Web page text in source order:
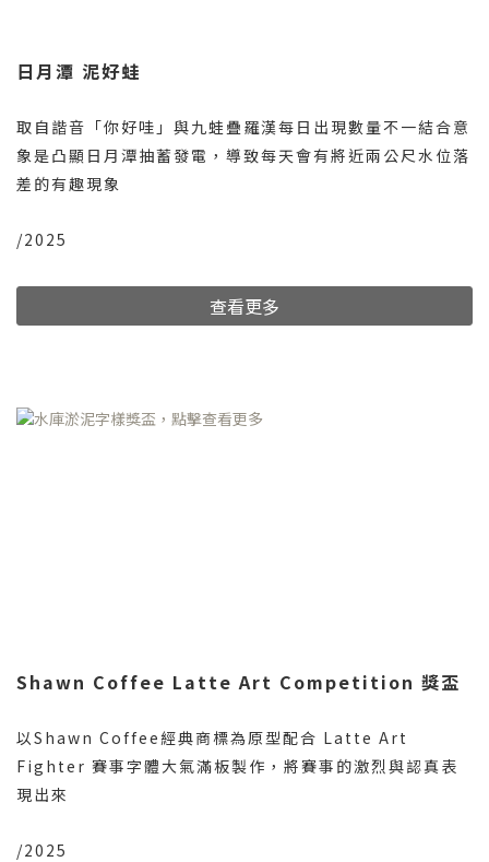
日月潭 泥好蛙
取自諧音「你好哇」與九蛙疊羅漢每日出現數量不一結合意
象是凸顯日月潭抽蓄發電，導致每天會有將近兩公尺水位落
差的有趣現象
/2025
查看更多
Shawn Coffee Latte Art Competition 獎盃
以Shawn Coffee經典商標為原型配合 Latte Art
Fighter 賽事字體大氣滿板製作，將賽事的激烈與認真表
現出來
/2025